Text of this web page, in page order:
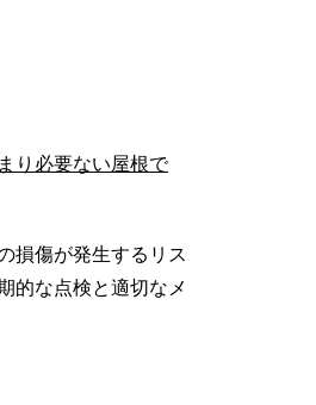
り必要ない屋根で
損傷が発生するリス
的な点検と適切なメ